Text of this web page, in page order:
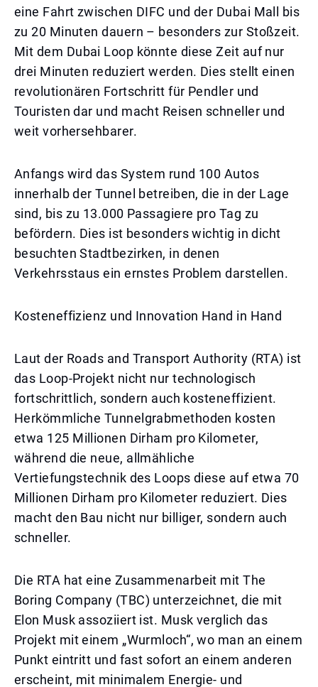
eine Fahrt zwischen DIFC und der Dubai Mall bis
zu 20 Minuten dauern – besonders zur Stoßzeit.
Mit dem Dubai Loop könnte diese Zeit auf nur
drei Minuten reduziert werden. Dies stellt einen
revolutionären Fortschritt für Pendler und
Touristen dar und macht Reisen schneller und
weit vorhersehbarer.
Anfangs wird das System rund 100 Autos
innerhalb der Tunnel betreiben, die in der Lage
sind, bis zu 13.000 Passagiere pro Tag zu
befördern. Dies ist besonders wichtig in dicht
besuchten Stadtbezirken, in denen
Verkehrsstaus ein ernstes Problem darstellen.
Kosteneffizienz und Innovation Hand in Hand
Laut der Roads and Transport Authority (RTA) ist
das Loop-Projekt nicht nur technologisch
fortschrittlich, sondern auch kosteneffizient.
Herkömmliche Tunnelgrabmethoden kosten
etwa 125 Millionen Dirham pro Kilometer,
während die neue, allmähliche
Vertiefungstechnik des Loops diese auf etwa 70
Millionen Dirham pro Kilometer reduziert. Dies
macht den Bau nicht nur billiger, sondern auch
schneller.
Die RTA hat eine Zusammenarbeit mit The
Boring Company (TBC) unterzeichnet, die mit
Elon Musk assoziiert ist. Musk verglich das
Projekt mit einem „Wurmloch“, wo man an einem
Punkt eintritt und fast sofort an einem anderen
erscheint, mit minimalem Energie- und